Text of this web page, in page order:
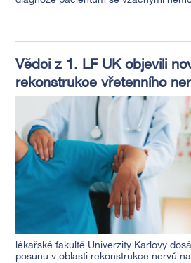
Vědci z 1. LF UK objevili
rekonstrukce vřetenního
lékařské fakultě Univerzity Karlovy
posunu v oblasti rekonstrukce nervů